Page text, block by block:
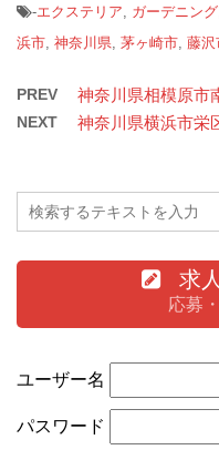
-エクステリア ガーデニング
浜市 神奈川県 茅ヶ崎市 藤沢
PREV 神奈川県相模原市
NEXT 神奈川県横浜市栄
求
応募
ユーザー名
パスワード